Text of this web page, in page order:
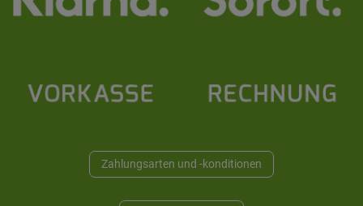
Zahlungsarten und -konditionen